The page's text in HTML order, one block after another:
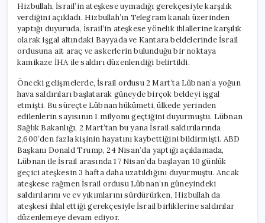
Hizbullah, İsrail’in ateşkese uymadığı gerekçesiyle karşılık
verdiğini açıkladı. Hizbullah’ın Telegram kanalı üzerinden
yaptığı duyuruda, İsrail’in ateşkese yönelik ihlallerine karşılık
olarak işgal altındaki Bayyada ve Kantara beldelerinde İsrail
ordusuna ait araç ve askerlerin bulunduğu bir noktaya
kamikaze İHA ile saldırı düzenlendiği belirtildi.
Önceki gelişmelerde, İsrail ordusu 2 Mart’ta Lübnan’a yoğun
hava saldırıları başlatarak güneyde birçok beldeyi işgal
etmişti. Bu süreçte Lübnan hükümeti, ülkede yerinden
edilenlerin sayısının 1 milyonu geçtiğini duyurmuştu. Lübnan
Sağlık Bakanlığı, 2 Mart’tan bu yana İsrail saldırılarında
2,600’den fazla kişinin hayatını kaybettiğini bildirmişti. ABD
Başkanı Donald Trump, 24 Nisan’da yaptığı açıklamada,
Lübnan ile İsrail arasında 17 Nisan’da başlayan 10 günlük
geçici ateşkesin 3 hafta daha uzatıldığını duyurmuştu. Ancak
ateşkese rağmen İsrail ordusu Lübnan’ın güneyindeki
saldırılarını ve ev yıkımlarını sürdürürken, Hizbullah da
ateşkesi ihlal ettiği gerekçesiyle İsrail birliklerine saldırılar
düzenlemeye devam ediyor.